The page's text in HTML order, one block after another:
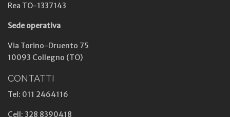
Rea TO-1337143
Sede operativa
Via Torino-Druento 75
10093 Collegno (TO)
CONTATTI
Tel: 011 2464116
Cell: 328 8390418